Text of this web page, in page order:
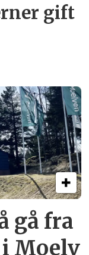
gift­
gå fra
Moelv